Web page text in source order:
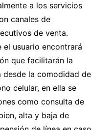
a los servicios
canales de
de venta.
el usuario encontrará
que facilitarán la
desde la comodidad de
celular, en ella se
como consulta de
alta y baja de